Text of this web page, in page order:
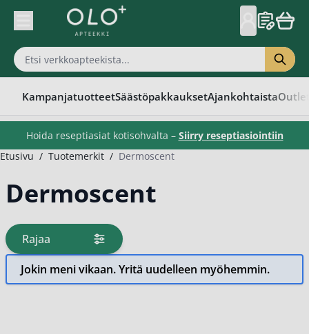
Skip to Content
KampanjatuotteetSäästöpakkauksetAjankohtaista
Hoida reseptiasiat kotisohvalta – Siirry reseptiasiointiin
Etusivu / Tuotemerkit / Dermoscent
Dermoscent
Rajaa
tuotteita
Jokin meni vikaan. Yritä uudelleen myöhemmin.